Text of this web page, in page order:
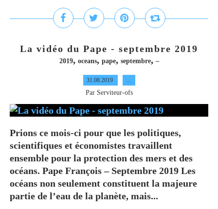
La vidéo du Pape - septembre 2019
2019, oceans, pape, septembre, –
31.08.2019 …
Par Serviteur-ofs
Prions ce mois-ci pour que les politiques,
scientifiques et économistes travaillent
ensemble pour la protection des mers et des
océans. Pape François – Septembre 2019 Les
océans non seulement constituent la majeure
partie de l’eau de la planète, mais...